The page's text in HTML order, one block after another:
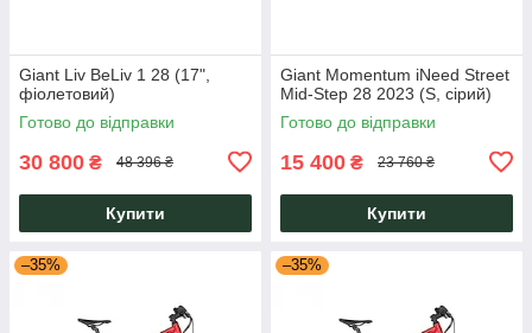
Giant Liv BeLiv 1 28 (17",
фіолетовий)
Готово до відправки
30 800 ₴ 48 396 ₴
Купити
Giant Momentum iNeed Street
Mid-Step 28 2023 (S, сірий)
Готово до відправки
15 400 ₴ 23 760 ₴
Купити
–35% –35%